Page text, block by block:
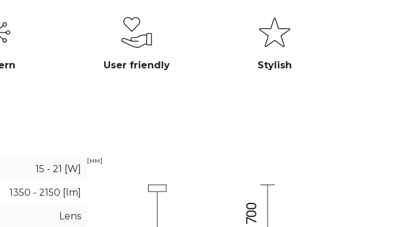
User friendly Stylish
15 - 21 [W]
1350 - 2150 [lm]
Lens
[мм]